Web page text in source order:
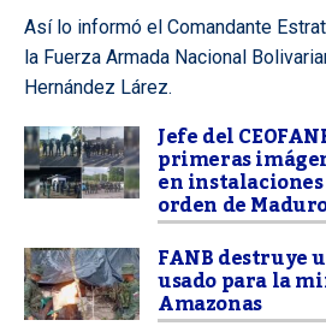
Así lo informó el Comandante
la Fuerza Armada Nacional
Hernández Lárez.
Jefe del
primeras
en
orden de
FANB destruye
usado para la
Amazonas